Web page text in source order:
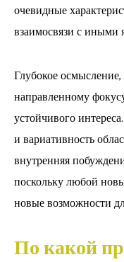
очевидные
взаимосвязи с иными
Глубокое
направленному
устойчивого
и вариативность
внутренняя
поскольку любой
новые возможности
По какой